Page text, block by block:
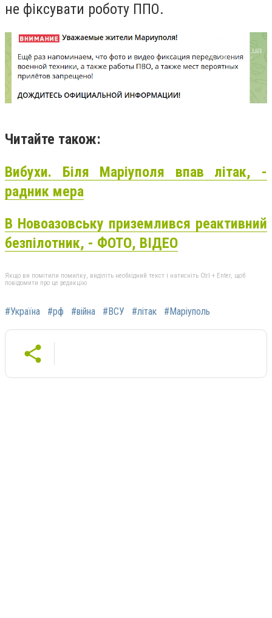
не фіксувати роботу ППО.
Читайте також:
Вибухи. Біля Маріуполя впав літак, -
радник мера
В Новоазовську приземлився реактивний
безпілотник, - ФОТО, ВІДЕО
Якщо ви помітили помилку, виділіть необхідний текст і натисніть Ctrl + Enter, щоб
повідомити про це редакцію
#Україна #рф #війна #ВСУ #літак #Маріуполь